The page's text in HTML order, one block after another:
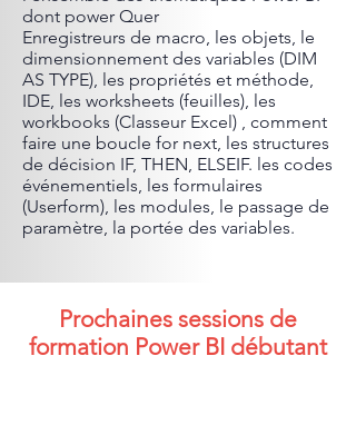
dont power Quer
Enregistreurs de macro, les objets, le
dimensionnement des variables (DIM
AS TYPE), les propriétés et méthode,
IDE, les worksheets (feuilles), les
workbooks (Classeur Excel) , comment
faire une boucle for next, les structures
de décision IF, THEN, ELSEIF. les codes
événementiels, les formulaires
(Userform), les modules, le passage de
paramètre, la portée des variables.
Prochaines sessions de
formation Power BI débutant